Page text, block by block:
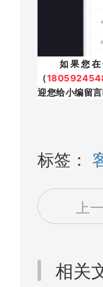
如果您在
（
迎您给小编留
标签：
上
相关